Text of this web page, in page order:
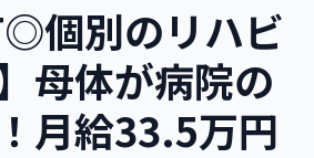
個別のリハビ
母体が病院の
月給33.5万円